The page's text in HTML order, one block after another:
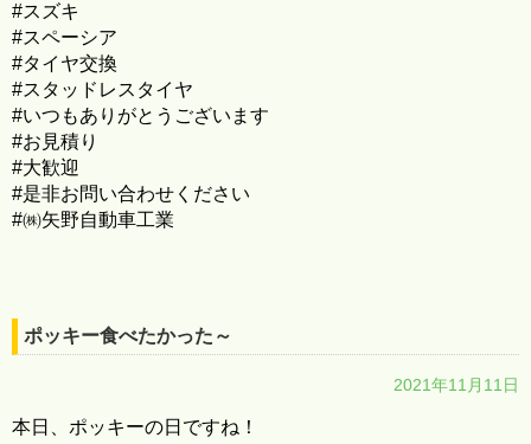
#スズキ
#スペーシア
#タイヤ交換
#スタッドレスタイヤ
#いつもありがとうございます
#お見積り
#大歓迎
#是非お問い合わせください
#㈱矢野自動車工業
ポッキー食べたかった～
2021年11月11日
本日、ポッキーの日ですね！